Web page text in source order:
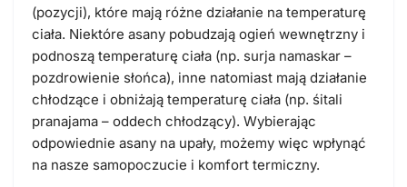
(pozycji), które mają różne działanie na temperaturę
ciała. Niektóre asany pobudzają ogień wewnętrzny i
podnoszą temperaturę ciała (np. surja namaskar –
pozdrowienie słońca), inne natomiast mają działanie
chłodzące i obniżają temperaturę ciała (np. śitali
pranajama – oddech chłodzący). Wybierając
odpowiednie asany na upały, możemy więc wpłynąć
na nasze samopoczucie i komfort termiczny.